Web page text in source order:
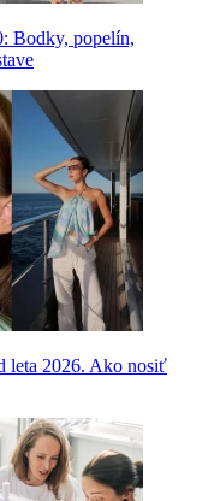
Bodky, popelín,
leta 2026. Ako nosiť